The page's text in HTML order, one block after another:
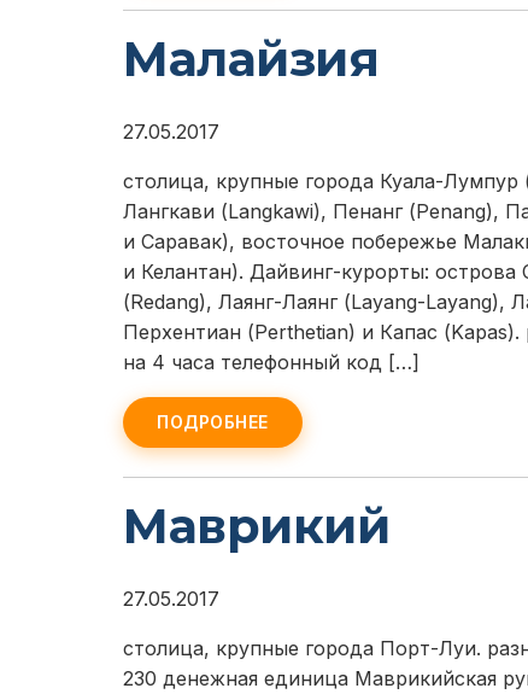
Малайзия
27.05.2017
столица, крупные города Куала-
Лангкави (Langkawi), Пенанг (Penang),
и Саравак), восточное побережье
и Келантан). Дайвинг-курорты:
(Redang), Лаянг-Лаянг (Layang-Layang),
Перхентиан (Perthetian) и Капас
на 4 часа телефонный код […]
ПОДРОБНЕЕ
Маврикий
27.05.2017
столица, крупные города Порт-Луи.
230 денежная единица Маврикийская